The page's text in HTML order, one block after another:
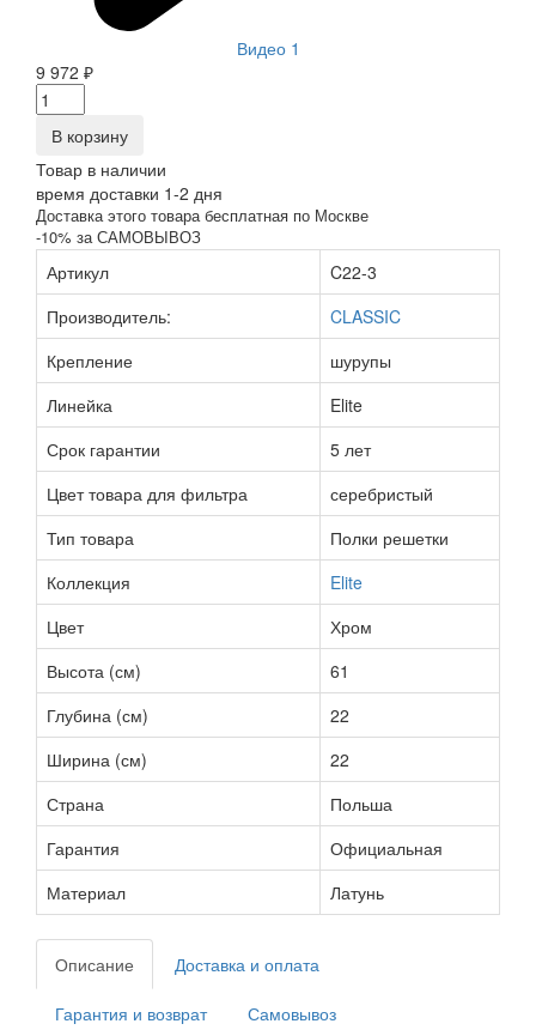
Видео 1
9 972 ₽
В корзину
Товар в наличии
время доставки 1-2 дня
Доставка этого товара бесплатная по Москве
-10% за САМОВЫВОЗ
Артикул
C22-3
Производитель:
CLASSIC
Крепление
шурупы
Линейка
Elite
Срок гарантии
5 лет
Цвет товара для фильтра
серебристый
Тип товара
Полки решетки
Коллекция
Elite
Цвет
Хром
Высота (см)
61
Глубина (см)
22
Ширина (см)
22
Страна
Польша
Гарантия
Официальная
Материал
Латунь
Описание Доставка и оплата
Гарантия и возврат
Самовывоз